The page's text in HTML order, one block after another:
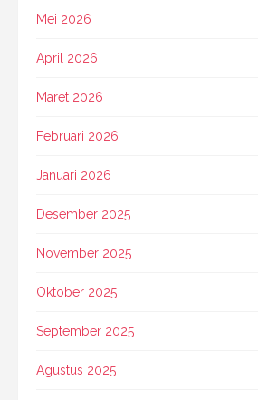
Mei 2026
April 2026
Maret 2026
Februari 2026
Januari 2026
Desember 2025
November 2025
Oktober 2025
September 2025
Agustus 2025